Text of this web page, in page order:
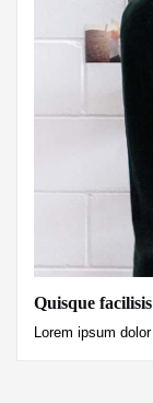
Quisque facilisis
Lorem ipsum